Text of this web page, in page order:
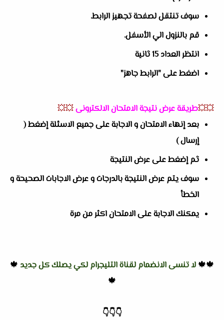
سوف تنتقل لصفحة تجهيز الرابط.
قم بالنزول الي الأسفل.
انتظر العداد 15 ثانية
اضغط على "الرابط جاهز"
💥💥طريقة عرض نتيجة الامتحان الالكترونى💥💥
بعد إنهاء الامتحان و الاجابة على جميع الاسئلة إضغط (
إرسال )
ثم إضغط على عرض النتيجة
سوف يتم عرض النتيجة بالدرجات و عرض الاجابات الصحيحة و
الخطأ
يمكنك الاجابة على الامتحان اكثر من مرة
🍁🍁 لا تنسى الانضمام لقناة التليجرام لكي يصلك كل جديد 🍁
🍁
👇
👇
👇